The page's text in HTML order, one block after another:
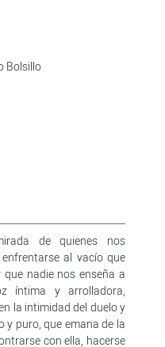
Bolsillo
de quienes nos
al vacío que
nadie nos enseña a
íntima y arrolladora,
la intimidad del duelo y
y puro, que emana de la
con ella, hacerse